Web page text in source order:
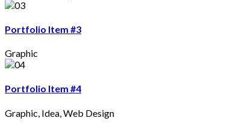
Portfolio Item #3
Graphic
Portfolio Item #4
Graphic Idea Web Design